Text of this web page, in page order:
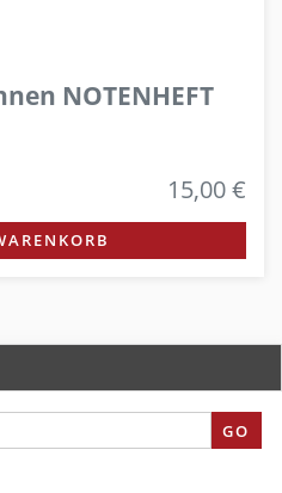
NOTENHEFT
15,00 €
GO